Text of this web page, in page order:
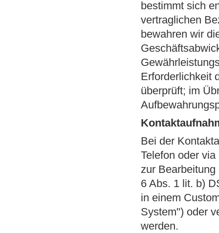
bestimmt sich
vertraglichen
bewahren wir
Erforderlichkeit
überprüft; im
Bei der
Telefon oder
zur
6 Abs. 1 lit. b)
in einem
System") oder
werden.